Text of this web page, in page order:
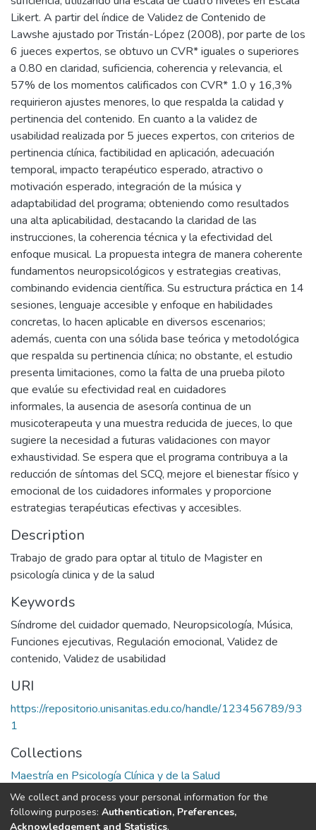
Likert. A partir del índice de Validez de Contenido de
Lawshe ajustado por Tristán-López (2008), por parte de los
6 jueces expertos, se obtuvo un CVR* iguales o superiores
a 0.80 en claridad, suficiencia, coherencia y relevancia, el
57% de los momentos calificados con CVR* 1.0 y 16,3%
requirieron ajustes menores, lo que respalda la calidad y
pertinencia del contenido. En cuanto a la validez de
usabilidad realizada por 5 jueces expertos, con criterios de
pertinencia clínica, factibilidad en aplicación, adecuación
temporal, impacto terapéutico esperado, atractivo o
motivación esperado, integración de la música y
adaptabilidad del programa; obteniendo como resultados
una alta aplicabilidad, destacando la claridad de las
instrucciones, la coherencia técnica y la efectividad del
enfoque musical. La propuesta integra de manera coherente
fundamentos neuropsicológicos y estrategias creativas,
combinando evidencia científica. Su estructura práctica en 14
sesiones, lenguaje accesible y enfoque en habilidades
concretas, lo hacen aplicable en diversos escenarios;
además, cuenta con una sólida base teórica y metodológica
que respalda su pertinencia clínica; no obstante, el estudio
presenta limitaciones, como la falta de una prueba piloto
que evalúe su efectividad real en cuidadores
informales, la ausencia de asesoría continua de un
musicoterapeuta y una muestra reducida de jueces, lo que
sugiere la necesidad a futuras validaciones con mayor
exhaustividad. Se espera que el programa contribuya a la
reducción de síntomas del SCQ, mejore el bienestar físico y
emocional de los cuidadores informales y proporcione
estrategias terapéuticas efectivas y accesibles.
Description
Trabajo de grado para optar al titulo de Magister en
psicología clinica y de la salud
Keywords
Síndrome del cuidador quemado, Neuropsicología, Música,
Funciones ejecutivas, Regulación emocional, Validez de
contenido, Validez de usabilidad
URI
https://repositorio.unisanitas.edu.co/handle/123456789/93
1
Collections
Maestría en Psicología Clínica y de la Salud
Full item page
We collect and process your personal information for the
following purposes: Authentication, Preferences,
Acknowledgement and Statistics.